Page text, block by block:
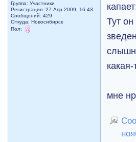
Группа: Участники
Регистрация: 27 Апр 2009, 16:43
Сообщений: 429
Откуда: Новосибирск
Пол:
Тут
мне